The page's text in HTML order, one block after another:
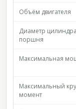
Объём двигателя
Диаметр
поршня
Максимальная
Максимальный
момент